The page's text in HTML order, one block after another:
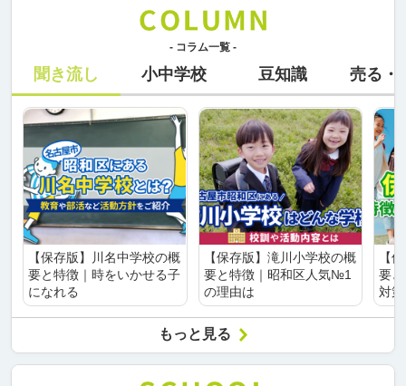
- コラム一覧 -
聞き流し 小中学校 豆知識 売る・
【保存版】川名中学校の概
要と特徴｜時をいかせる子
になれる
【保存版】滝川小学校の概
要と特徴｜昭和区人気№1
の理由は
【
要
対
もっと見る